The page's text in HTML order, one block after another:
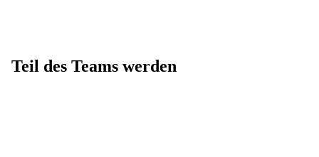
Teil des Teams werden